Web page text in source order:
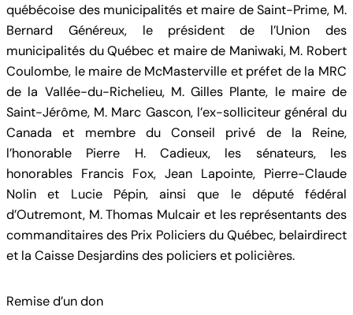
québécoise des municipalités et maire de Saint-Prime, M.
Bernard Généreux, le président de l’Union des
municipalités du Québec et maire de Maniwaki, M. Robert
Coulombe, le maire de McMasterville et préfet de la MRC
de la Vallée-du-Richelieu, M. Gilles Plante, le maire de
Saint-Jérôme, M. Marc Gascon, l’ex-solliciteur général du
Canada et membre du Conseil privé de la Reine,
l’honorable Pierre H. Cadieux, les sénateurs, les
honorables Francis Fox, Jean Lapointe, Pierre-Claude
Nolin et Lucie Pépin, ainsi que le député fédéral
d’Outremont, M. Thomas Mulcair et les représentants des
commanditaires des Prix Policiers du Québec, belairdirect
et la Caisse Desjardins des policiers et policières.
Remise d’un don